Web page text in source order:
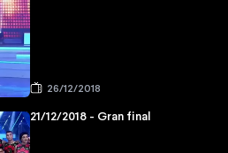
26/12/2018
21/12/2018 - Gran final